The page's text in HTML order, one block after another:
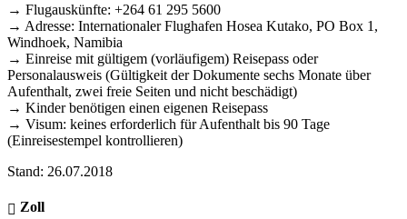
→ Flugauskünfte: +264 61 295 5600
→ Adresse: Internationaler Flughafen Hosea Kutako, PO Box 1,
Windhoek, Namibia
→ Einreise mit gültigem (vorläufigem) Reisepass oder
Personalausweis (Gültigkeit der Dokumente sechs Monate über
Aufenthalt, zwei freie Seiten und nicht beschädigt)
→ Kinder benötigen einen eigenen Reisepass
→ Visum: keines erforderlich für Aufenthalt bis 90 Tage
(Einreisestempel kontrollieren)
Stand: 26.07.2018
Zoll